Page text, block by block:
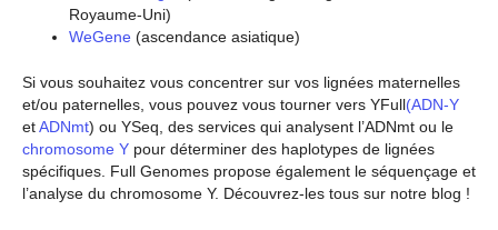
Royaume-Uni)
WeGene (ascendance asiatique)
Si vous souhaitez vous concentrer sur vos lignées maternelles
et/ou paternelles, vous pouvez vous tourner vers YFull(ADN-Y
etADNmt) ou YSeq, des services qui analysent l’ADNmt ou le
chromosome Y pour déterminer des haplotypes de lignées
spécifiques. Full Genomes propose également le séquençage et
l’analyse du chromosome Y. Découvrez-les tous sur notre blog !